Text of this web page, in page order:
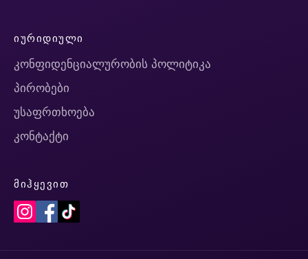
ᲘᲣᲠᲘᲓᲘᲣᲚᲘ
კონფიდენციალურობის პოლიტიკა
პირობები
უსაფრთხოება
კონტაქტი
ᲛᲘᲰᲧᲔᲕᲘᲗ